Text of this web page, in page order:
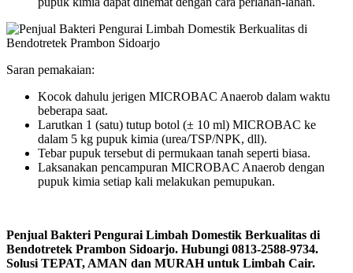
Saran pemakaian:
Kocok dahulu jerigen MICROBAC Anaerob dalam waktu
beberapa saat.
Larutkan 1 (satu) tutup botol (± 10 ml) MICROBAC ke
dalam 5 kg pupuk kimia (urea/TSP/NPK, dll).
Tebar pupuk tersebut di permukaan tanah seperti biasa.
Laksanakan pencampuran MICROBAC Anaerob dengan
pupuk kimia setiap kali melakukan pemupukan.
Penjual Bakteri Pengurai Limbah Domestik Berkualitas di
Bendotretek Prambon Sidoarjo. Hubungi 0813-2588-9734.
Solusi TEPAT, AMAN dan MURAH untuk Limbah Cair.